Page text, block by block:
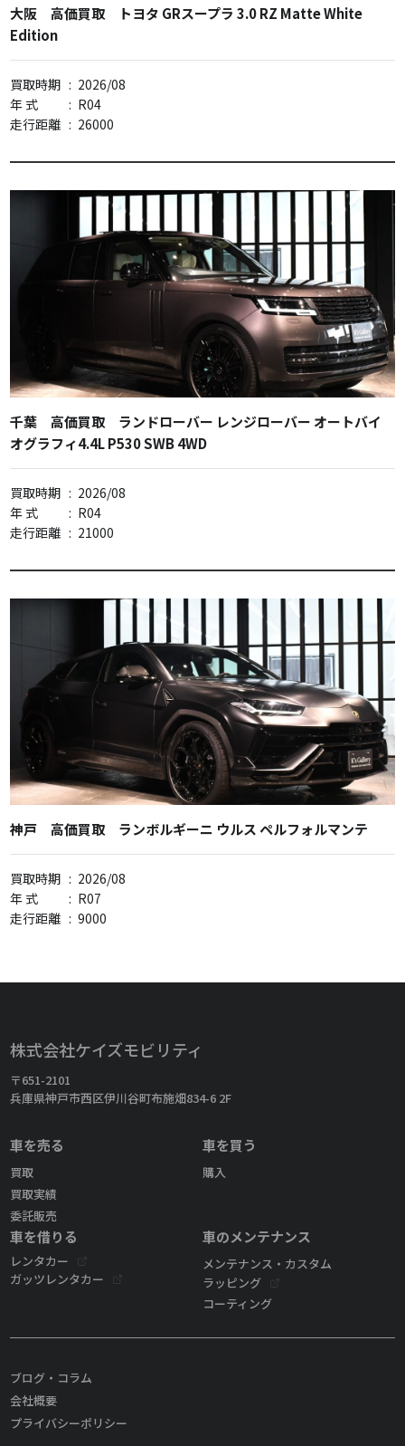
大阪 高価買取 トヨタ GRスープラ 3.0 RZ Matte White
Edition
買取時期 : 2026/08
年 式
: R04
走行距離 : 26000
千葉 高価買取 ランドローバー レンジローバー オートバイ
オグラフィ4.4L P530 SWB 4WD
買取時期 : 2026/08
年 式
: R04
走行距離 : 21000
神戸 高価買取 ランボルギーニ ウルス ペルフォルマンテ
買取時期 : 2026/08
年 式
: R07
走行距離 : 9000
株式会社ケイズモビリティ
〒651-2101
兵庫県神戸市西区伊川谷町布施畑834-6 2F
車を売る
買取
買取実績
委託販売
車を買う
購入
車を借りる
レンタカー
ガッツレンタカー
車のメンテナンス
メンテナンス・カスタム
ラッピング
コーティング
ブログ・コラム
会社概要
プライバシーポリシー